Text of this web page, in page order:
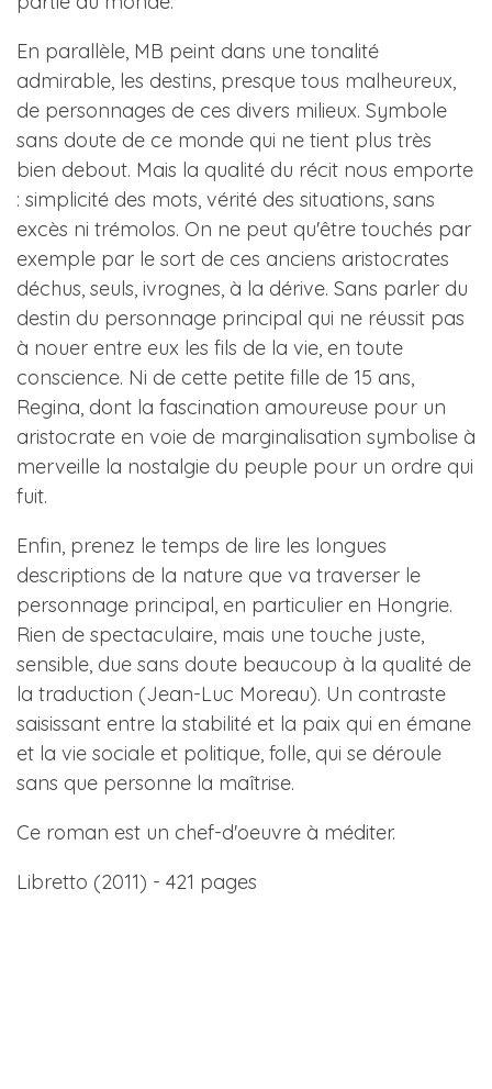
En parallèle, MB peint dans une tonalité
admirable, les destins, presque tous malheureux,
de personnages de ces divers milieux. Symbole
sans doute de ce monde qui ne tient plus très
bien debout. Mais la qualité du récit nous emporte
: simplicité des mots, vérité des situations, sans
excès ni trémolos. On ne peut qu'être touchés par
exemple par le sort de ces anciens aristocrates
déchus, seuls, ivrognes, à la dérive. Sans parler du
destin du personnage principal qui ne réussit pas
à nouer entre eux les fils de la vie, en toute
conscience. Ni de cette petite fille de 15 ans,
Regina, dont la fascination amoureuse pour un
aristocrate en voie de marginalisation symbolise à
merveille la nostalgie du peuple pour un ordre qui
fuit.
Enfin, prenez le temps de lire les longues
descriptions de la nature que va traverser le
personnage principal, en particulier en Hongrie.
Rien de spectaculaire, mais une touche juste,
sensible, due sans doute beaucoup à la qualité de
la traduction (Jean-Luc Moreau). Un contraste
saisissant entre la stabilité et la paix qui en émane
et la vie sociale et politique, folle, qui se déroule
sans que personne la maîtrise.
Ce roman est un chef-d'oeuvre à méditer.
Libretto (2011) - 421 pages